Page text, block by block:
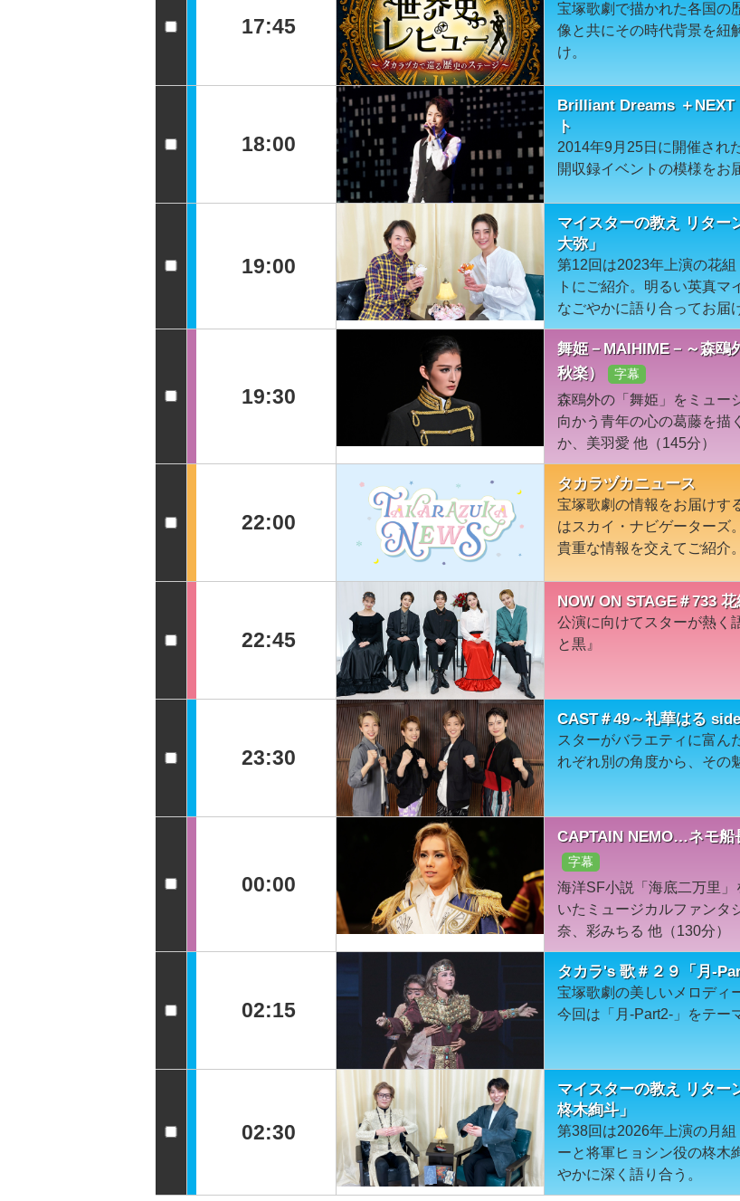
17:45
宝塚歌劇で描かれた各国の
像と共にその時代背景を紐
け。
18:00
Brilliant Dreams ＋NEXT
ト
2014年9月25日に開催され
開収録イベントの模様をお
19:00
マイスターの教え リター
大弥」
第12回は2023年上演の花
トにご紹介。明るい英真
なごやかに語り合ってお届
19:30
舞姫－MAIHIME－～森鴎
秋楽）
字幕
森鴎外の「舞姫」をミュー
向かう青年の心の葛藤を描
か、美羽愛 他（145分）
22:00
タカラヅカニュース
宝塚歌劇の情報をお届けす
はスカイ・ナビゲーターズ
貴重な情報を交えてご紹介。
22:45
NOW ON STAGE＃733
公演に向けてスターが熱く
と黒』
23:30
CAST＃49～礼華はる
スターがバラエティに富ん
れぞれ別の角度から、その
00:00
CAPTAIN NEMO…ネモ船
字幕
海洋SF小説「海底二万里
いたミュージカルファンタ
奈、彩みちる 他（130分）
02:15
タカラ's 歌＃２９「月-
宝塚歌劇の美しいメロディ
今回は「月-Part2-」をテー
02:30
マイスターの教え リター
柊木絢斗」
第38回は2026年上演の月
ーと将軍ヒョシン役の柊木
やかに深く語り合う。